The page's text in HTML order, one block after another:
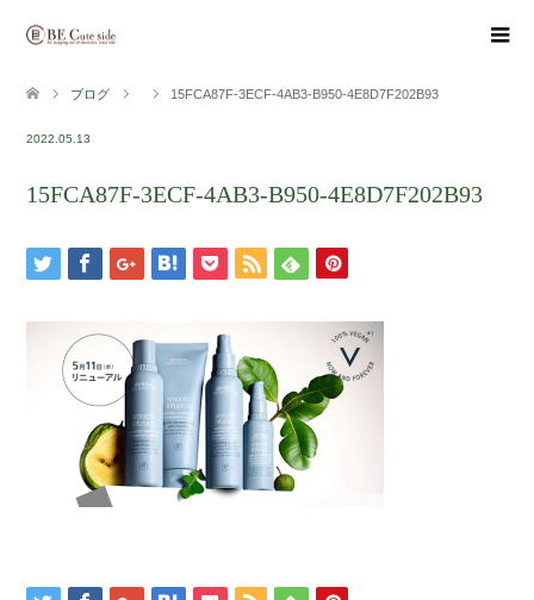
ブログ 15FCA87F-3ECF-4AB3-B950-4E8D7F202B93
2022.05.13
15FCA87F-3ECF-4AB3-B950-4E8D7F202B93